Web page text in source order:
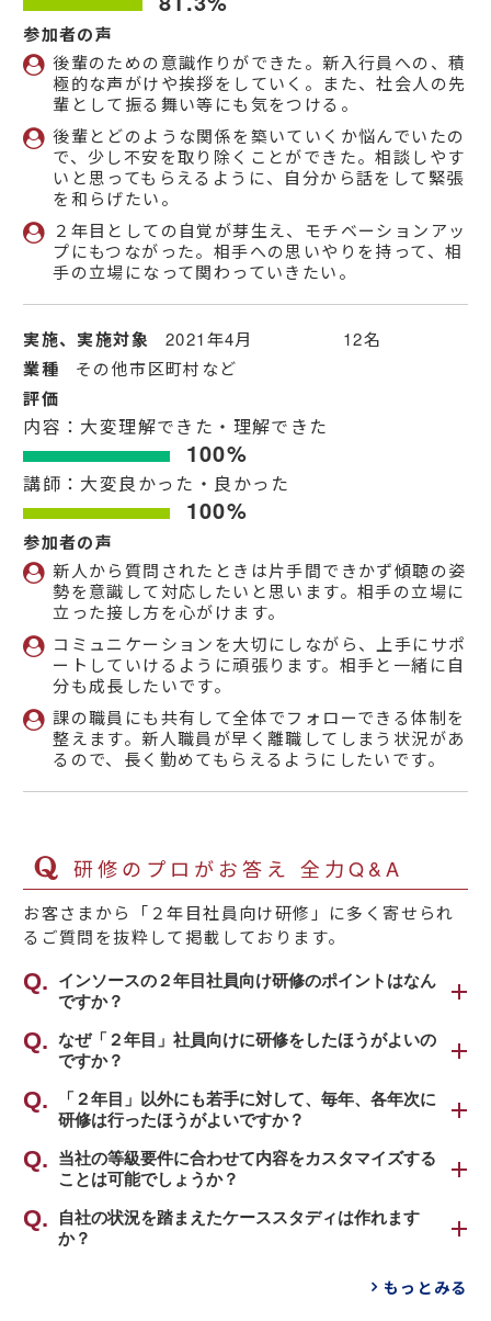
参加者の声
後輩のための意識作りができた。新入行員への、積
極的な声がけや挨拶をしていく。また、社会人の先
輩として振る舞い等にも気をつける。
後輩とどのような関係を築いていくか悩んでいたの
で、少し不安を取り除くことができた。相談しやす
いと思ってもらえるように、自分から話をして緊張
を和らげたい。
２年目としての自覚が芽生え、モチベーションアッ
プにもつながった。相手への思いやりを持って、相
手の立場になって関わっていきたい。
実施、実施対象 2021年4月 12名
業種 その他市区町村など
評価
内容：大変理解できた・理解できた
100%
講師：大変良かった・良かった
100%
参加者の声
新人から質問されたときは片手間できかず傾聴の姿
勢を意識して対応したいと思います。相手の立場に
立った接し方を心がけます。
コミュニケーションを大切にしながら、上手にサポ
ートしていけるように頑張ります。相手と一緒に自
分も成長したいです。
課の職員にも共有して全体でフォローできる体制を
整えます。新人職員が早く離職してしまう状況があ
るので、長く勤めてもらえるようにしたいです。
研修のプロがお答え 全力Q&A
お客さまから「２年目社員向け研修」に多く寄せられ
るご質問を抜粋して掲載しております。
インソースの２年目社員向け研修のポイントはなん
ですか？
インソースでは、新卒で入社した社員が５年目
で「現場リーダー」に育つよう、２～５年目社
員向けに体系的な研修をご提案しております。
その中でも、２年目社員向け研修は「プロとし
とをゴールにし、「業務のプロとしての目的意
識と仮説思考力」、「業務の判断基準」、「周
囲の支援・協力を得る力」を身につけることを
目指します。
なぜ「２年目」社員向けに研修をしたほうがよいの
ですか？
今後、働き方改革により生産性向上が求められ
る中、若手の早期戦力化がより重要になってい
るためです。新人研修以降も、若手層の人材育
成を体系的に実施しなければなりません。
人研修以降管理職研修を受講するまでの間、現
場のＯＪＴ・指導担当者任せにしていることが
場を設けるなどの組織的な対応をしなくても、
「２年目」以外にも若手に対して、毎年、各年次に
研修は行ったほうがよいですか？
若手の早期戦力化のためには、各年次に研修を
行うことをお勧めいたします。
研修を通して、「帰属意識の醸成」「自身の成
長実感」「離職防止」などの効果が得られま
ど、若手に対して研修を実施するお客さまが増
当社の等級要件に合わせて内容をカスタマイズする
ことは可能でしょうか？
可能でございます。
貴社の等級要件に合わせて、カリキュラム内容
組織によって２年目に求める役割や抱えている
自社の状況を踏まえたケーススタディは作れます
か？
もっとみる